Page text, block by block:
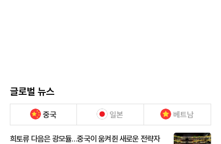
글로벌 뉴스
중국 일본 베트남
희토류 다음은 광모듈…중국이 움켜쥔 새로운 전략자